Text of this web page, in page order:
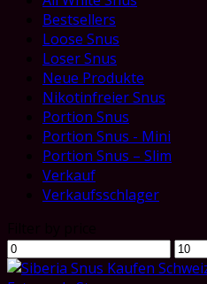
Bestsellers
Loose Snus
Loser Snus
Neue Produkte
Nikotinfreier Snus
Portion Snus
Portion Snus - Mini
Portion Snus – Slim
Verkauf
Verkaufsschlager
Min
price
Max
price